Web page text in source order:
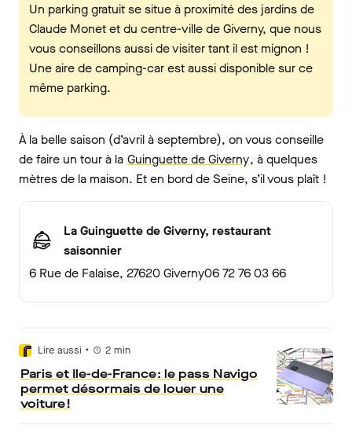
Un parking gratuit se situe à proximité des jardins de
Claude Monet et du centre-ville de Giverny, que nous
vous conseillons aussi de visiter tant il est mignon !
Une aire de camping-car est aussi disponible sur ce
même parking.
À la belle saison (d’avril à septembre), on vous conseille
de faire un tour à la Guinguette de Giverny, à quelques
mètres de la maison. Et en bord de Seine, s’il vous plaît !
La Guinguette de Giverny, restaurant
saisonnier
6 Rue de Falaise, 27620 Giverny06 72 76 03 66
Lire aussi • 2 min
Paris et Ile-de-France : le pass Navigo
permet désormais de louer une
voiture !